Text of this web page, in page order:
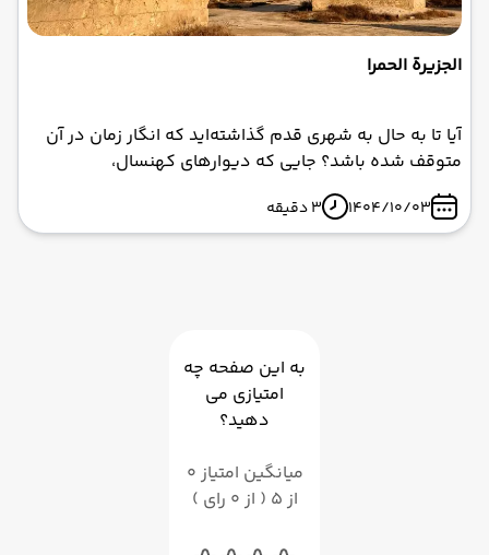
الجزیرة الحمرا
آیا تا به حال به شهری قدم گذاشته‌اید که انگار زمان در آن
متوقف شده باشد؟ جایی که دیوارهای کهنسال،
داستان‌های جن و ارواح را زمزمه می‌کنند و هر گوشه‌اش
رازی پنهان دارد؟ الجزیرة الحمرا، معروف به شهر ارواح رأس
الخیمه، یکی از جواهرات پنهان امارات متحده عربی است که
1404/10/03 3 دقیقه
به این صفحه چه
امتیازی می
دهید؟
میانگین امتیاز 0
از 5 ( از 0 رای )